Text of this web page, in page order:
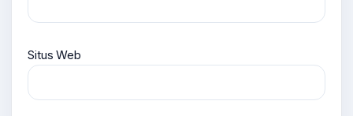
Situs Web